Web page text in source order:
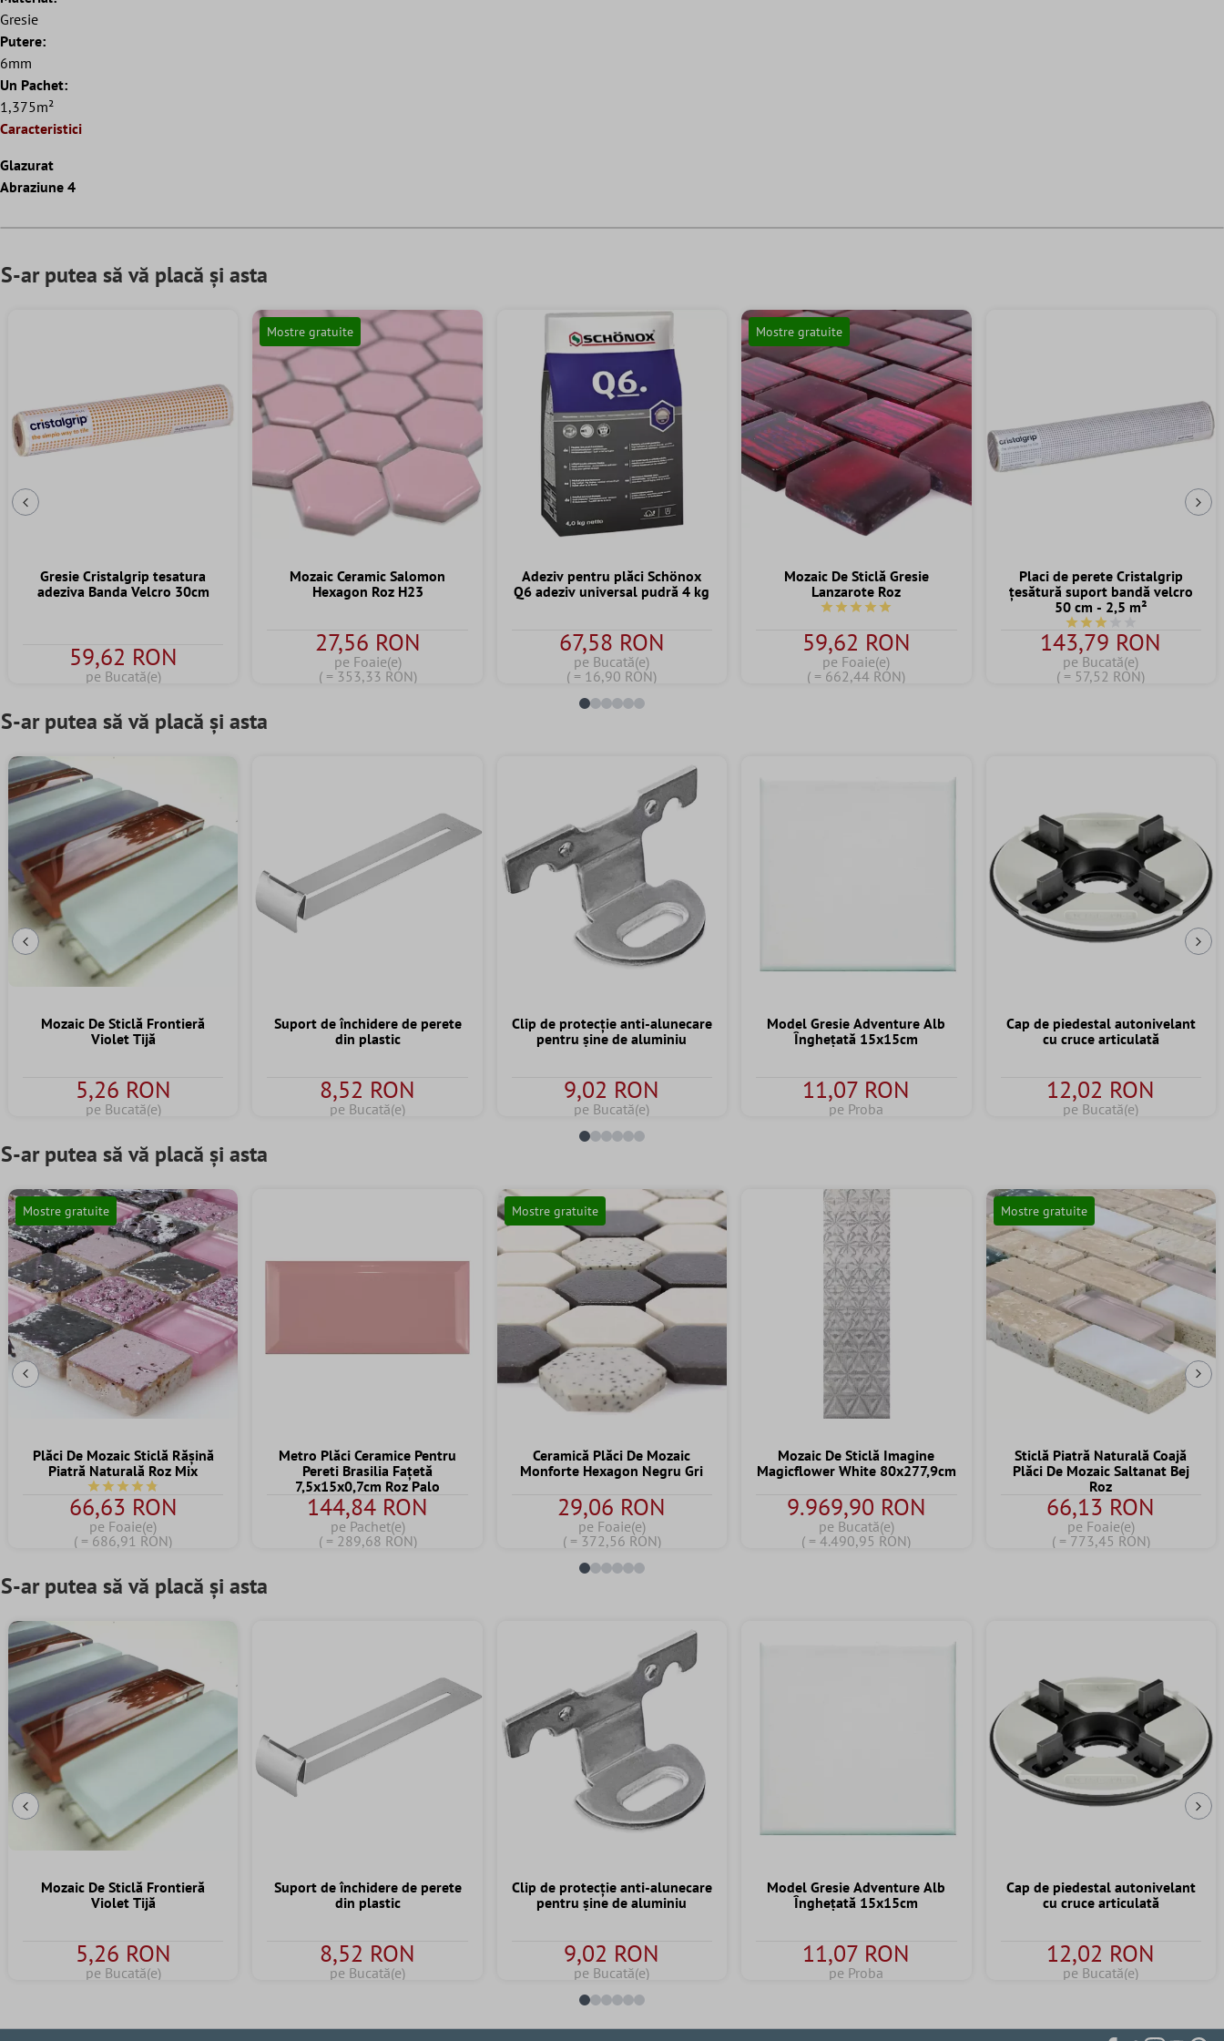
Gresie
Putere:
6mm
Un Pachet:
1,375m²
Caracteristici
Glazurat
Abraziune 4
S-ar putea să vă placă și asta
Diapozitivul Anterior
Gresie Cristalgrip tesatura
adeziva Banda Velcro 30cm
59,62 RON
pe Bucată(e)
Mostre gratuite
Mozaic Ceramic Salomon
Hexagon Roz H23
27,56 RON
pe Foaie(e)
( = 353,33 RON)
Adeziv pentru plăci Schönox
Q6 adeziv universal pudră 4 kg
67,58 RON
pe Bucată(e)
( = 16,90 RON)
Mostre gratuite
Mozaic De Sticlă Gresie
Lanzarote Roz
Durchschnittliche Bewertung von 5 von 5 Sternen
59,62 RON
pe Foaie(e)
( = 662,44 RON)
Placi de perete Cristalgrip
țesătură suport bandă velcro
50 cm - 2,5 m²
Durchschnittliche
143,79 RON
pe Bucată(e)
( = 57,52 RON)
S-ar putea să vă placă și asta
Diapozitivul Anterior
Mozaic De Sticlă Frontieră
Violet Tijă
5,26 RON
pe Bucată(e)
Suport de închidere de perete
din plastic
8,52 RON
pe Bucată(e)
Clip de protecție anti-alunecare
pentru șine de aluminiu
9,02 RON
pe Bucată(e)
Model Gresie Adventure Alb
Înghețată 15x15cm
11,07 RON
pe Proba
Cap de piedestal autonivelant
cu cruce articulată
12,02 RON
pe Bucată(e)
S-ar putea să vă placă și asta
Diapozitivul Anterior
Mostre gratuite
Plăci De Mozaic Sticlă Răşină
Piatră Naturală Roz Mix
Durchschnittliche Bewertung von 4.7 von 5 Sternen
66,63 RON
pe Foaie(e)
( = 686,91 RON)
Metro Plăci Ceramice Pentru
Pereti Brasilia Fațetă
7,5x15x0,7cm Roz Palo
144,84 RON
pe Pachet(e)
( = 289,68 RON)
Mostre gratuite
Ceramică Plăci De Mozaic
Monforte Hexagon Negru Gri
29,06 RON
pe Foaie(e)
( = 372,56 RON)
Mozaic De Sticlă Imagine
Magicflower White 80x277,9cm
9.969,90 RON
pe Bucată(e)
( = 4.490,95 RON)
Mostre gratuite
Sticlă Piatră Naturală Coajă
Plăci De Mozaic Saltanat Bej
Roz
66,13 RON
pe Foaie(e)
( = 773,45 RON)
S-ar putea să vă placă și asta
Diapozitivul Anterior
Mozaic De Sticlă Frontieră
Violet Tijă
5,26 RON
pe Bucată(e)
Suport de închidere de perete
din plastic
8,52 RON
pe Bucată(e)
Clip de protecție anti-alunecare
pentru șine de aluminiu
9,02 RON
pe Bucată(e)
Model Gresie Adventure Alb
Înghețată 15x15cm
11,07 RON
pe Proba
Cap de piedestal autonivelant
cu cruce articulată
12,02 RON
pe Bucată(e)